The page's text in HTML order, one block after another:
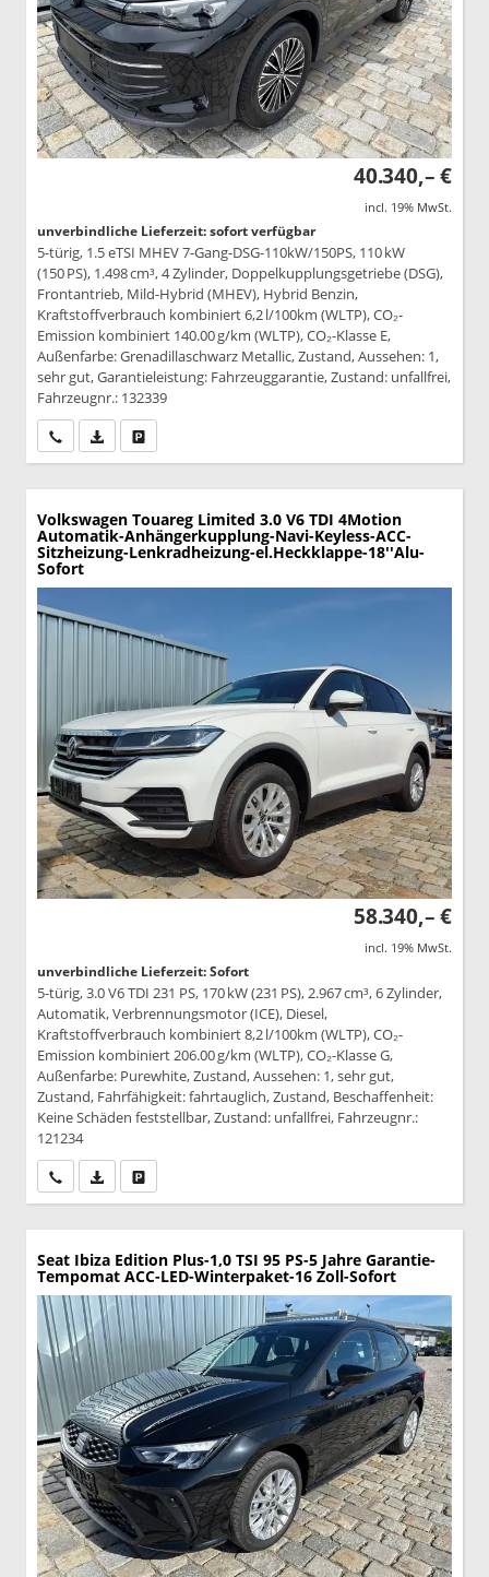
40.340,– €
incl. 19% MwSt.
unverbindliche Lieferzeit: sofort verfügbar
5-türig, 1.5 eTSI MHEV 7-Gang-DSG-110kW/150PS, 110 kW
(150 PS), 1.498 cm³, 4 Zylinder, Doppelkupplungsgetriebe (DSG),
Frontantrieb, Mild-Hybrid (MHEV), Hybrid Benzin,
Kraftstoffverbrauch kombiniert 6,2 l/100km (WLTP), CO₂-
Emission kombiniert 140.00 g/km (WLTP), CO₂-Klasse E,
Außenfarbe: Grenadillaschwarz Metallic, Zustand, Aussehen: 1,
sehr gut, Garantieleistung: Fahrzeuggarantie, Zustand: unfallfrei,
Fahrzeugnr.: 132339
Wir rufen Sie anPDF-Datei, Fahrzeugexposé drucken
Volkswagen Touareg Limited 3.0 V6 TDI 4Motion
Automatik-Anhängerkupplung-Navi-Keyless-ACC-
Sitzheizung-Lenkradheizung-el.Heckklappe-18''Alu-
Sofort
58.340,– €
incl. 19% MwSt.
unverbindliche Lieferzeit: Sofort
5-türig, 3.0 V6 TDI 231 PS, 170 kW (231 PS), 2.967 cm³, 6 Zylinder,
Automatik, Verbrennungsmotor (ICE), Diesel,
Kraftstoffverbrauch kombiniert 8,2 l/100km (WLTP), CO₂-
Emission kombiniert 206.00 g/km (WLTP), CO₂-Klasse G,
Außenfarbe: Purewhite, Zustand, Aussehen: 1, sehr gut,
Zustand, Fahrfähigkeit: fahrtauglich, Zustand, Beschaffenheit:
Keine Schäden feststellbar, Zustand: unfallfrei, Fahrzeugnr.:
121234
Wir rufen Sie anPDF-Datei, Fahrzeugexposé drucken
Seat Ibiza Edition Plus-1,0 TSI 95 PS-5 Jahre Garantie-
Tempomat ACC-LED-Winterpaket-16 Zoll-Sofort